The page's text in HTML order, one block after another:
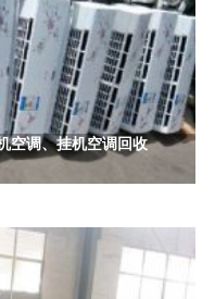
空调、挂机空调回收